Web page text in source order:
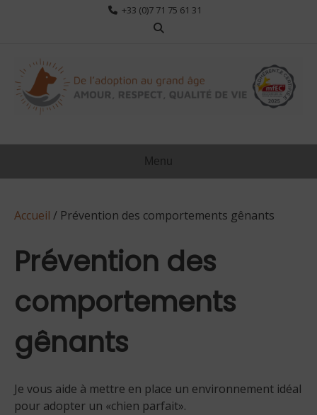
+33 (0)7 71 75 61 31
Menu
Accueil / Prévention des comportements gênants
Prévention des
comportements
gênants
Je vous aide à mettre en place un environnement idéal
pour adopter un «chien parfait».